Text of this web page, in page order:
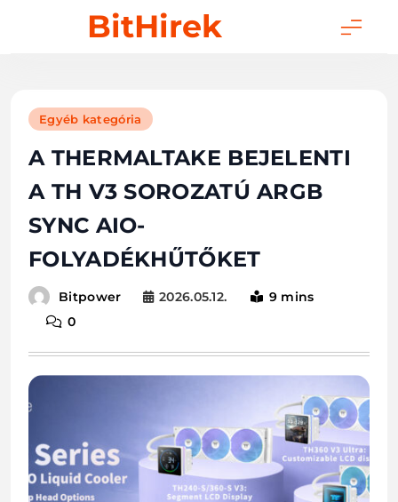
BitHirek
Egyéb kategória
A THERMALTAKE BEJELENTI
A TH V3 SOROZATÚ ARGB
SYNC AIO-
FOLYADÉKHŰTŐKET
Bitpower 2026.05.12.
9 mins
0